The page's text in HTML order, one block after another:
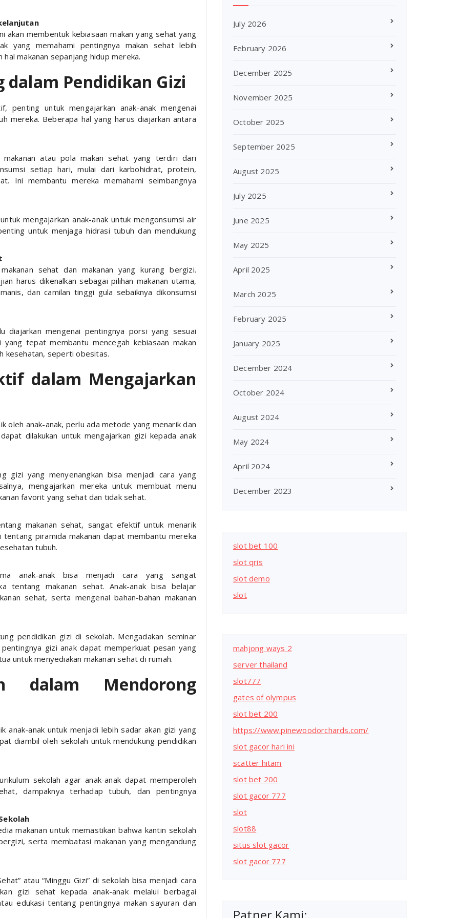
akan membentuk kebiasaan makan yang sehat yang
yang memahami pentingnya makan sehat lebih
makanan sepanjang hidup mereka.
dalam Pendidikan Gizi
penting untuk mengajarkan anak-anak mengenai
mereka. Beberapa hal yang harus diajarkan antara
makanan atau pola makan sehat yang terdiri dari
setiap hari, mulai dari karbohidrat, protein,
Ini membantu mereka memahami seimbangnya
mengajarkan anak-anak untuk mengonsumsi air
untuk menjaga hidrasi tubuh dan mendukung
sehat dan makanan yang kurang bergizi.
harus dikenalkan sebagai pilihan makanan utama,
dan camilan tinggi gula sebaiknya dikonsumsi
diajarkan mengenai pentingnya porsi yang sesuai
tepat membantu mencegah kebiasaan makan
kesehatan, seperti obesitas.
dalam Mengajarkan
oleh anak-anak, perlu ada metode yang menarik dan
dilakukan untuk mengajarkan gizi kepada anak
gizi yang menyenangkan bisa menjadi cara yang
mengajarkan mereka untuk membuat menu
favorit yang sehat dan tidak sehat.
makanan sehat, sangat efektif untuk menarik
piramida makanan dapat membantu mereka
tubuh.
anak-anak bisa menjadi cara yang sangat
tentang makanan sehat. Anak-anak bisa belajar
sehat, serta mengenal bahan-bahan makanan
pendidikan gizi di sekolah. Mengadakan seminar
gizi anak dapat memperkuat pesan yang
untuk menyediakan makanan sehat di rumah.
dalam Mendorong
anak-anak untuk menjadi lebih sadar akan gizi yang
diambil oleh sekolah untuk mendukung pendidikan
sekolah agar anak-anak dapat memperoleh
dampaknya terhadap tubuh, dan pentingnya
makanan untuk memastikan bahwa kantin sekolah
serta membatasi makanan yang mengandung
atau “Minggu Gizi” di sekolah bisa menjadi cara
gizi sehat kepada anak-anak melalui berbagai
edukasi tentang pentingnya makan sayuran dan
July 2026
February 2026
December 2025
November 2025
October 2025
September 2025
August 2025
July 2025
June 2025
May 2025
April 2025
March 2025
February 2025
January 2025
December 2024
October 2024
August 2024
May 2024
April 2024
December 2023
slot bet 100
slot qris
slot demo
slot
mahjong ways 2
server thailand
slot777
gates of olympus
slot bet 200
https://www.pinewoodorchards.com/
slot gacor hari ini
scatter hitam
slot bet 200
slot gacor 777
slot
slot88
situs slot gacor
slot gacor 777